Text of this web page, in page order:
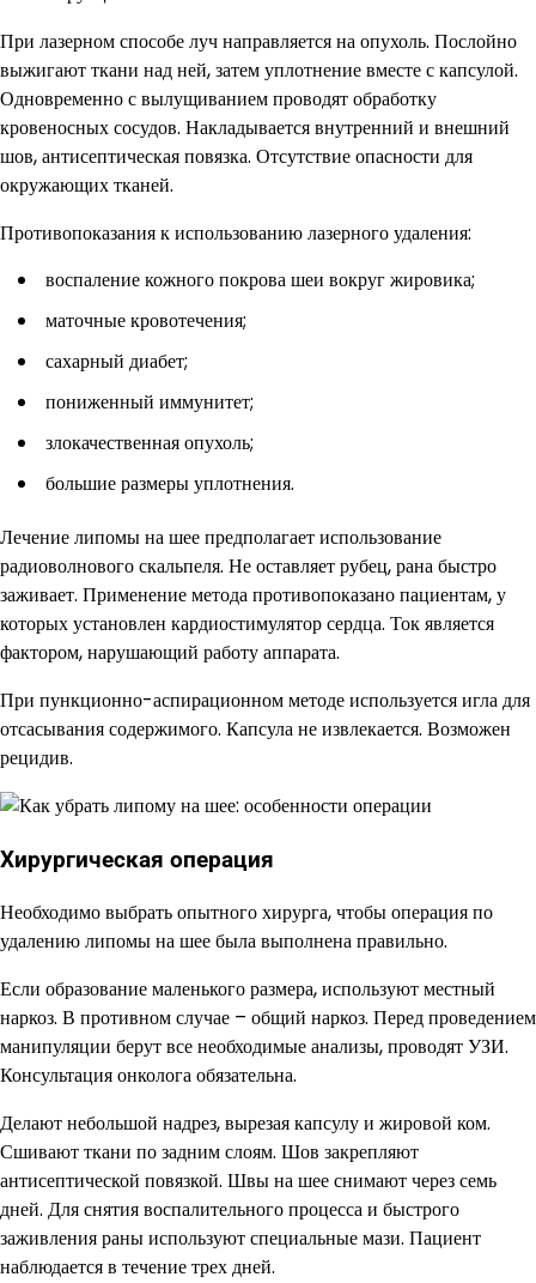
При лазерном способе луч направляется на опухоль. Послойно
выжигают ткани над ней, затем уплотнение вместе с капсулой.
Одновременно с вылущиванием проводят обработку
кровеносных сосудов. Накладывается внутренний и внешний
шов, антисептическая повязка. Отсутствие опасности для
окружающих тканей.
Противопоказания к использованию лазерного удаления:
воспаление кожного покрова шеи вокруг жировика;
маточные кровотечения;
сахарный диабет;
пониженный иммунитет;
злокачественная опухоль;
большие размеры уплотнения.
Лечение липомы на шее предполагает использование
радиоволнового скальпеля. Не оставляет рубец, рана быстро
заживает. Применение метода противопоказано пациентам, у
которых установлен кардиостимулятор сердца. Ток является
фактором, нарушающий работу аппарата.
При пункционно-аспирационном методе используется игла для
отсасывания содержимого. Капсула не извлекается. Возможен
рецидив.
Хирургическая операция
Необходимо выбрать опытного хирурга, чтобы операция по
удалению липомы на шее была выполнена правильно.
Если образование маленького размера, используют местный
наркоз. В противном случае – общий наркоз. Перед проведением
манипуляции берут все необходимые анализы, проводят УЗИ.
Консультация онколога обязательна.
Делают небольшой надрез, вырезая капсулу и жировой ком.
Сшивают ткани по задним слоям. Шов закрепляют
антисептической повязкой. Швы на шее снимают через семь
дней. Для снятия воспалительного процесса и быстрого
заживления раны используют специальные мази. Пациент
наблюдается в течение трех дней.